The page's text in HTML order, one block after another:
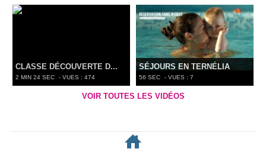
CLASSE DÉCOUVERTE D...
2 MIN 24 SEC - VUES : 474
SÉJOURS EN TERNÉLIA
56 SEC - VUES : 7
VOIR TOUTES LES VIDÉOS